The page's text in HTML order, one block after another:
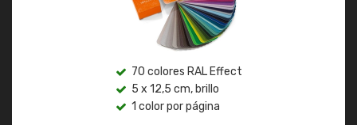
70 colores RAL Effect
5 x 12,5 cm, brillo
1 color por página